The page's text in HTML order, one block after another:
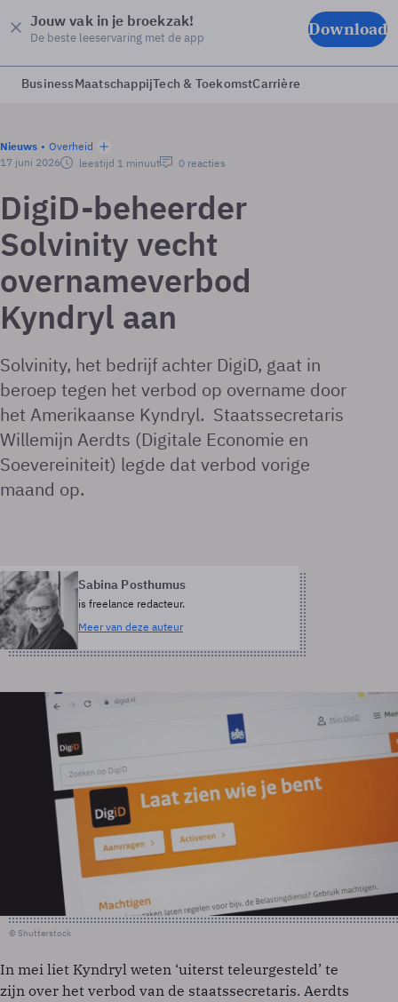
Jouw vak in je broekzak!
De beste leeservaring met de app Download
BusinessMaatschappijTech & ToekomstCarrière
Nieuws
Overheid
17 juni 2026
leestijd 1 minuut 0 reacties
DigiD-beheerder
Solvinity vecht
overnameverbod
Kyndryl aan
Solvinity, het bedrijf achter DigiD, gaat in
beroep tegen het verbod op overname door
het Amerikaanse Kyndryl. Staatssecretaris
Willemijn Aerdts (Digitale Economie en
Soevereiniteit) legde dat verbod vorige
maand op.
Sabina Posthumus
is freelance redacteur.
Meer van deze auteur
© Shutterstock
In mei liet Kyndryl weten ‘uiterst teleurgesteld’ te
zijn over het verbod van de staatssecretaris. Aerdts